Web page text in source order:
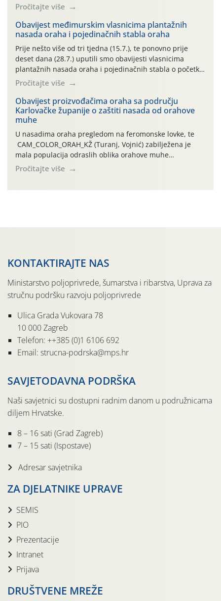
preventivnim mjerama zaštite krizantema od najčešćih
uzročnika bolesti, štetnika i fito-fagnih grinja (23.7., 14.7.,
06.7.)! Na početku ovog mjeseca je zabilježeno je
povijesno i ekstremno vruće meteorološko razdoblje, uz
najviše temperature […]
Pročitajte više
Obavijest međimurskim vlasnicima plantažnih
nasada oraha i pojedinačnih stabla oraha
Prije nešto više od tri tjedna (15.7.), te ponovno prije
deset dana (28.7.) uputili smo obavijesti vlasnicima
plantažnih nasada oraha i pojedinačnih stabla o početku
leta i ovogodišnjoj potrebi usmjerenog suzbijanja
orahove muhe (Rhagoletis completa)! Već dvanaest dana
traje drugi ovogodišnji “toplinski udar”, koji naročito
izražen zadnja šest dana (31.7.-05.8.), jer najviše
temperature zraka svakodnevno […]
Pročitajte više
Obavijest proizvođačima oraha sa području
Karlovačke županije o zaštiti nasada od orahove
muhe
U nasadima oraha pregledom na feromonske lovke, te
CAM_COLOR_ORAH_KŽ (Turanj, Vojnić) zabilježena je
mala populacija odraslih oblika orahove muhe
(Rhagoletis completa). Niska brojnost može se objasniti
činjenicom da je riječ o mladim nasadima s vrlo malim
Pročitajte više
KONTAKTIRAJTE NAS
Ministarstvo poljoprivrede, šumarstva i ribarstva, Uprava za
stručnu podršku razvoju poljoprivrede
Ulica Grada Vukovara 78
10 000 Zagreb
Telefon: ++385 (0)1 6106 692
Email: strucna-podrska@mps.hr
SAVJETODAVNA PODRŠKA
Naši savjetnici su dostupni radnim danom u podružnicama
diljem Hrvatske.
8 – 16 sati (Grad Zagreb)
7 – 15 sati (Ispostave)
Adresar savjetnika
ZA DJELATNIKE UPRAVE
SEMIS
PIO
Prezentacije
Intranet
Prijava
DRUŠTVENE MREŽE